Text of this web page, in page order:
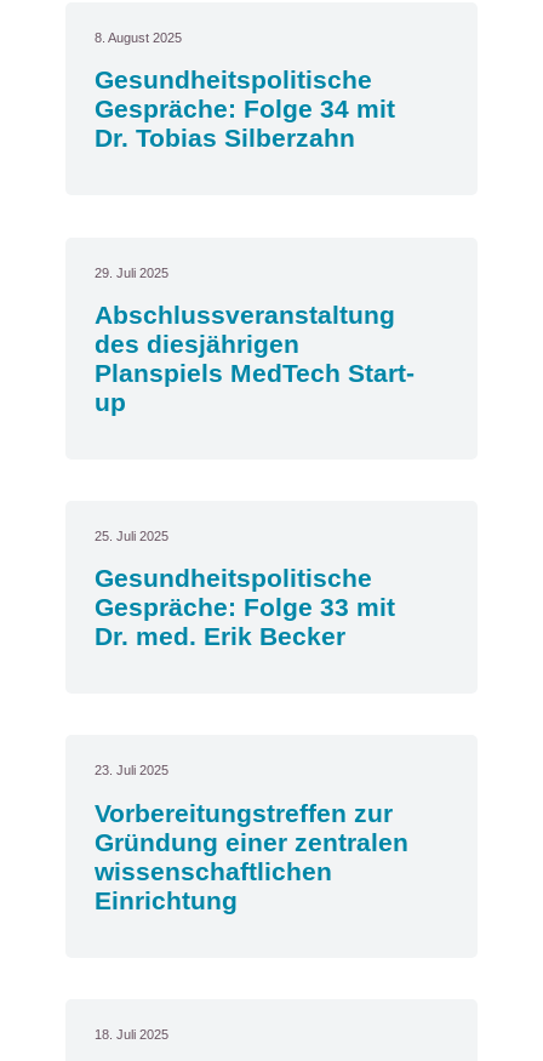
8. August 2025
Gesundheitspolitische
Gespräche: Folge 34 mit
Dr. Tobias Silberzahn
29. Juli 2025
Abschlussveranstaltung
des diesjährigen
Planspiels MedTech Start-
up
25. Juli 2025
Gesundheitspolitische
Gespräche: Folge 33 mit
Dr. med. Erik Becker
23. Juli 2025
Vorbereitungstreffen zur
Gründung einer zentralen
wissenschaftlichen
Einrichtung
18. Juli 2025